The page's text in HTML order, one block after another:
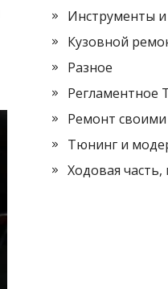
Инструменты
Кузовной
Разное
Регламентное
Ремонт
Тюнинг и
Ходовая